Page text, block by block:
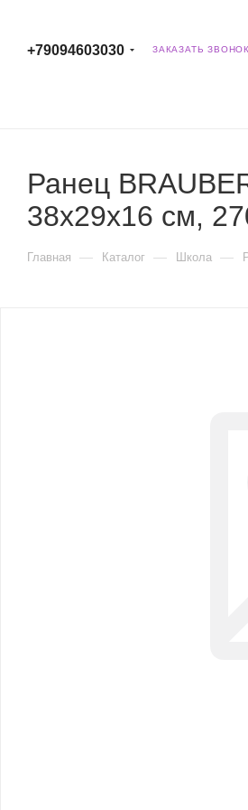
+79094603030 ЗАКАЗАТЬ ЗВОНОК
Ранец
38х29х16 см,
Главная — Каталог — Школа —